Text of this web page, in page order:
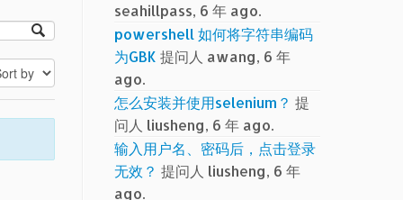
seahillpass, 6 年 ago.
powershell 如何将字符串编码
为GBK 提问人 awang, 6 年
ago.
怎么安装并使用selenium？ 提
问人 liusheng, 6 年 ago.
输入用户名、密码后，点击登录
无效？ 提问人 liusheng, 6 年
ago.